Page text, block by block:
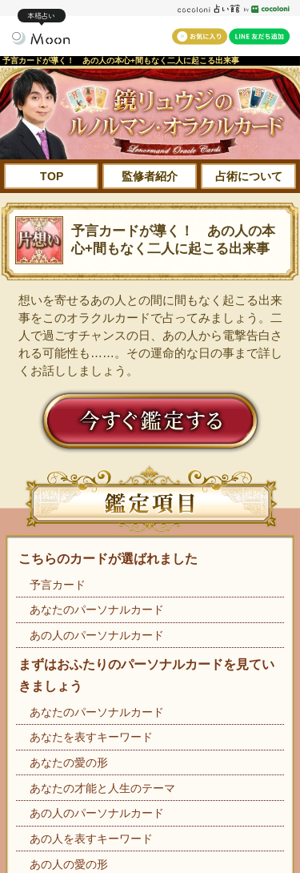
本格占い
予言カードが導く！ あの人の本心+間もなく二人に起こる出来事
TOP 監修者紹介 占術について
予言カードが導く！ あの人の本
心+間もなく二人に起こる出来事
想いを寄せるあの人との間に間もなく起こる出来
事をこのオラクルカードで占ってみましょう。二
人で過ごすチャンスの日、あの人から電撃告白さ
れる可能性も……。その運命的な日の事まで詳し
くお話ししましょう。
こちらのカードが選ばれました
予言カード
あなたのパーソナルカード
あの人のパーソナルカード
まずはおふたりのパーソナルカードを見てい
きましょう
あなたのパーソナルカード
あなたを表すキーワード
あなたの愛の形
あなたの才能と人生のテーマ
あの人のパーソナルカード
あの人を表すキーワード
あの人の愛の形